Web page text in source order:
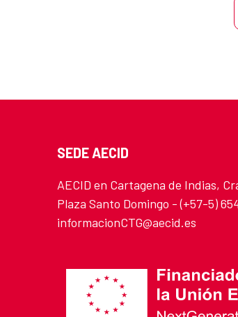
SEDE AECID
AECID en Cartagena de Indias,
Plaza Santo Domingo - (+57-5)
informacionCTG@aecid.es